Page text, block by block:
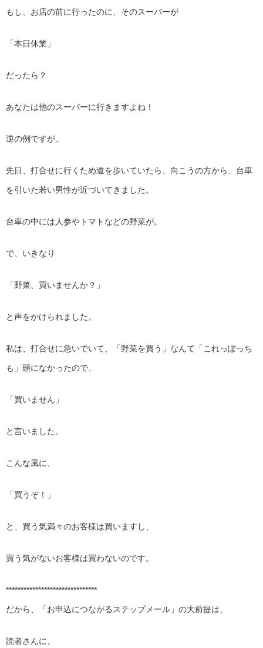
もし、お店の前に行ったのに、そのスーパーが
「本日休業」
だったら？
あなたは他のスーパーに行きますよね！
逆の例ですが、
先日、打合せに行くため道を歩いていたら、向こうの方から、台車
を引いた若い男性が近づいてきました。
台車の中には人参やトマトなどの野菜が。
で、いきなり
「野菜、買いませんか？」
と声をかけられました。
私は、打合せに急いでいて、「野菜を買う」なんて「これっぽっち
も」頭になかったので、
「買いません」
と言いました。
こんな風に、
「買うぞ！」
と、買う気満々のお客様は買いますし、
買う気がないお客様は買わないのです。
*******************************
だから、「お申込につながるステップメール」の大前提は、
読者さんに、